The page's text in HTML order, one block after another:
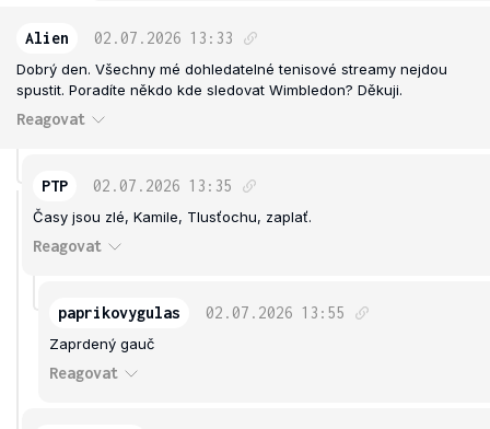
Alien 02.07.2026 13:33
Dobrý den. Všechny mé dohledatelné tenisové streamy nejdou
spustit. Poradíte někdo kde sledovat Wimbledon? Děkuji.
Reagovat
PTP 02.07.2026 13:35
Časy jsou zlé, Kamile, Tlusťochu, zaplať.
Reagovat
paprikovygulas 02.07.2026 13:55
Zaprdený gauč
Reagovat